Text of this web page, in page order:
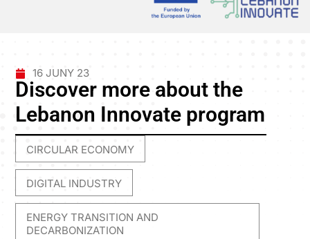
16 JUNY 23
Discover more about the
Lebanon Innovate program
CIRCULAR ECONOMY
DIGITAL INDUSTRY
ENERGY TRANSITION AND
DECARBONIZATION